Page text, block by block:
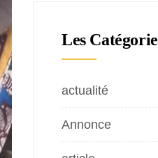
Les Catégorie
actualité
Annonce